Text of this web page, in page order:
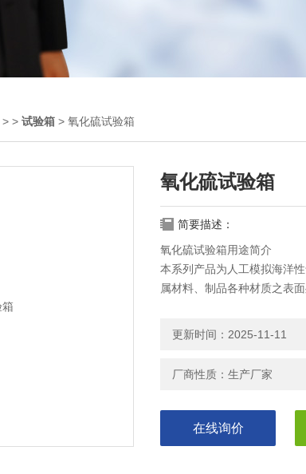
> > 试验箱 > 氧化硫试验箱
氧化硫试验箱
简要描述：
氧化硫试验箱用途简介
本系列产品为人工模拟海洋
属材料、制品各种材质之表
是人工气侯环境“三防"（湿
符合标准：GB/T9789
更新时间：2025-11-11
厂商性质：生产厂家
在线询价